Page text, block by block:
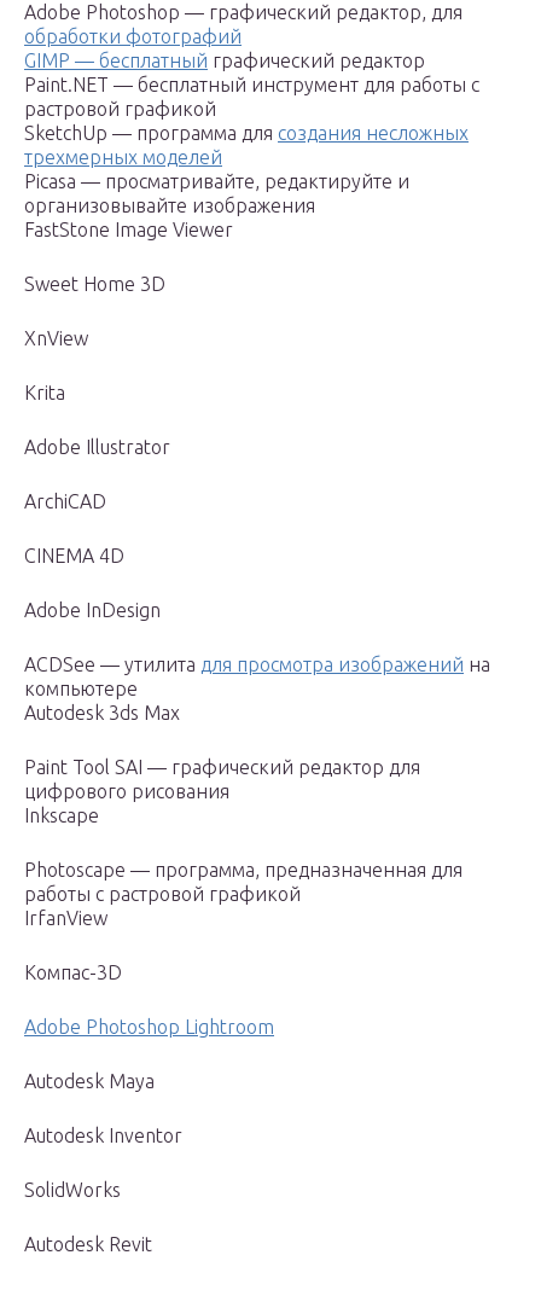
Adobe Photoshop — графический редактор, для
обработки фотографий
GIMP — бесплатный графический редактор
Paint.NET — бесплатный инструмент для работы с
растровой графикой
SketchUp — программа для создания несложных
трехмерных моделей
Picasa — просматривайте, редактируйте и
организовывайте изображения
FastStone Image Viewer
Sweet Home 3D
XnView
Krita
Adobe Illustrator
ArchiCAD
CINEMA 4D
Adobe InDesign
ACDSee — утилита для просмотра изображений на
компьютере
Autodesk 3ds Max
Paint Tool SAI — графический редактор для
цифрового рисования
Inkscape
Photoscape — программа, предназначенная для
работы с растровой графикой
IrfanView
Компас-3D
Adobe Photoshop Lightroom
Autodesk Maya
Autodesk Inventor
SolidWorks
Autodesk Revit